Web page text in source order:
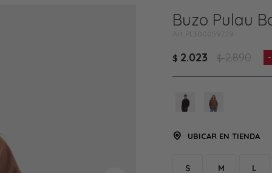
Buzo Pulau
PL300059729
$ 2.023 $ 2.890
UBICAR EN TIENDA
S M L